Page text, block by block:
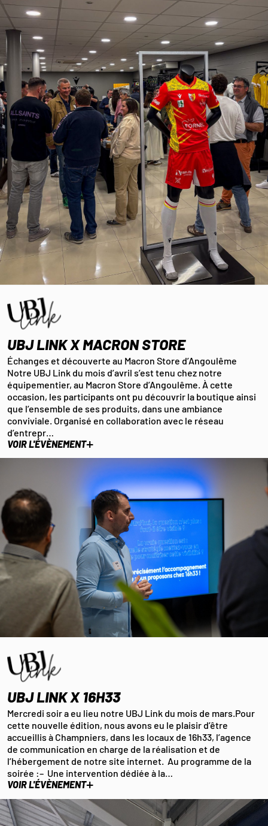
UBJ LINK X MACRON STORE
Échanges et découverte au Macron Store d’Angoulême
Notre UBJ Link du mois d’avril s’est tenu chez notre
équipementier, au Macron Store d’Angoulême. À cette
occasion, les participants ont pu découvrir la boutique ainsi
que l’ensemble de ses produits, dans une ambiance
conviviale. Organisé en collaboration avec le réseau
d’entrepr…
VOIR L'ÉVÈNEMENT+
UBJ LINK X 16H33
Mercredi soir a eu lieu notre UBJ Link du mois de mars.Pour
cette nouvelle édition, nous avons eu le plaisir d’être
accueillis à Champniers, dans les locaux de 16h33, l’agence
de communication en charge de la réalisation et de
l’hébergement de notre site internet. Au programme de la
soirée :– Une intervention dédiée à la…
VOIR L'ÉVÈNEMENT+